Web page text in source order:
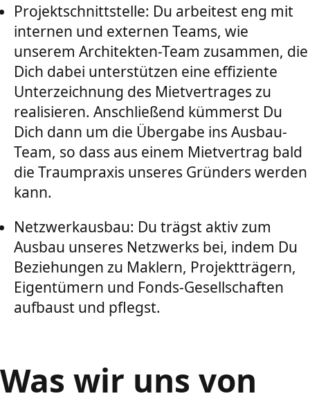
Projektschnittstelle: Du arbeitest eng mit
internen und externen Teams, wie
unserem Architekten-Team zusammen, die
Dich dabei unterstützen eine effiziente
Unterzeichnung des Mietvertrages zu
realisieren. Anschließend kümmerst Du
Dich dann um die Übergabe ins Ausbau-
Team, so dass aus einem Mietvertrag bald
die Traumpraxis unseres Gründers werden
kann.
Netzwerkausbau: Du trägst aktiv zum
Ausbau unseres Netzwerks bei, indem Du
Beziehungen zu Maklern, Projektträgern,
Eigentümern und Fonds-Gesellschaften
aufbaust und pflegst.
Was wir uns von